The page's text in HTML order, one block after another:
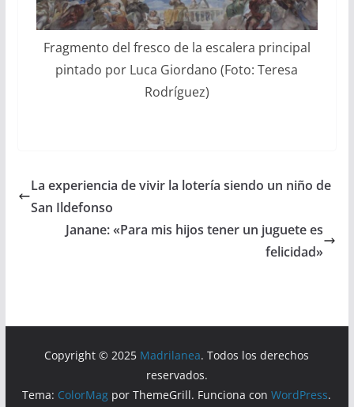
Fragmento del fresco de la escalera principal
pintado por Luca Giordano (Foto: Teresa
Rodríguez)
La experiencia de vivir la lotería siendo un niño de
San Ildefonso
Janane: «Para mis hijos tener un juguete es
felicidad»
Copyright © 2025 Madrilanea. Todos los derechos
reservados.
Tema: ColorMag por ThemeGrill. Funciona conWordPress.